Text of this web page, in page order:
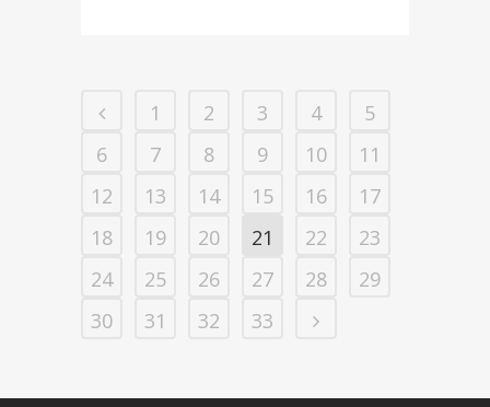
1 2 3 4
5
6
7 8 9 10
11
12
13 14 15 16
17
18
19 20 21 22
23
24
25 26 27 28
29
30
31 32 33